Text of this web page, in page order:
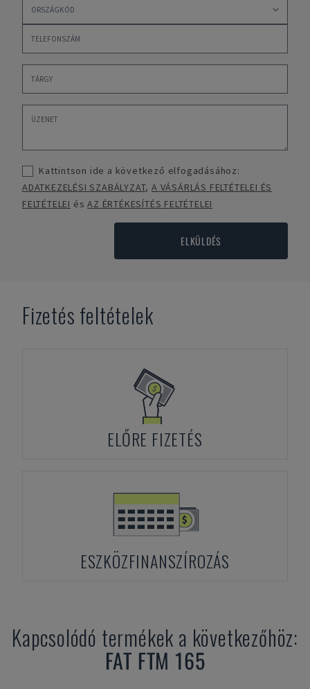
Kattintson ide a következő elfogadásához:
ADATKEZELÉSI SZABÁLYZAT,A VÁSÁRLÁS FELTÉTELEI ÉS
FELTÉTELEI ésAZ ÉRTÉKESÍTÉS FELTÉTELEI
ELKÜLDÉS
Fizetés feltételek
ELŐRE FIZETÉS
ESZKÖZFINANSZÍROZÁS
Kapcsolódó termékek a következőhöz:
FAT FTM 165